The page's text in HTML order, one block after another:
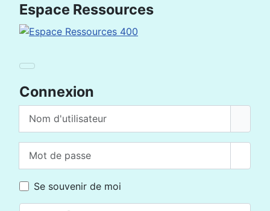
Espace Ressources
Connexion
Se souvenir de moi